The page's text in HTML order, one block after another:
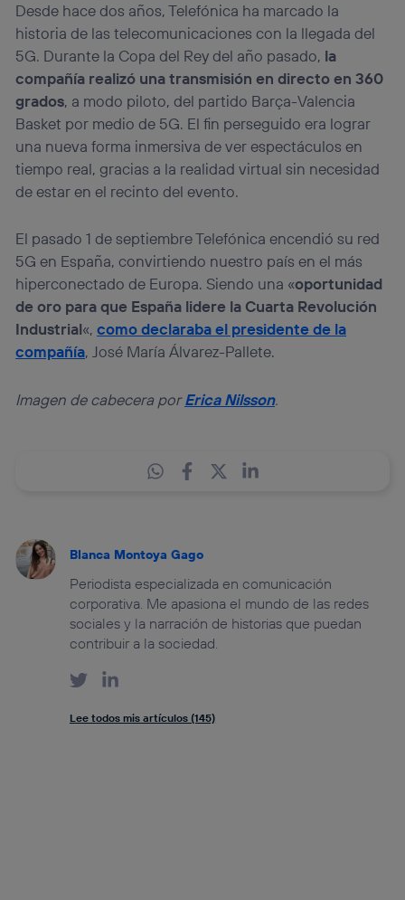
Desde hace dos años, Telefónica ha marcado la
historia de las telecomunicaciones con la llegada del
5G. Durante la Copa del Rey del año pasado, la
compañía realizó una transmisión en directo en 360
grados, a modo piloto, del partido Barça-Valencia
Basket por medio de 5G. El fin perseguido era lograr
una nueva forma inmersiva de ver espectáculos en
tiempo real, gracias a la realidad virtual sin necesidad
de estar en el recinto del evento.
El pasado 1 de septiembre Telefónica encendió su red
5G en España, convirtiendo nuestro país en el más
hiperconectado de Europa. Siendo una «oportunidad
de oro para que España lidere la Cuarta Revolución
Industrial«,como declaraba el presidente de la
compañía, José María Álvarez-Pallete.
Imagen de cabecera porErica Nilsson.
Blanca Montoya Gago
Periodista especializada en comunicación
corporativa. Me apasiona el mundo de las redes
sociales y la narración de historias que puedan
contribuir a la sociedad.
Lee todos mis artículos (145)